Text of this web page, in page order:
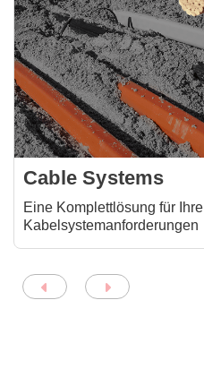
Cable Systems
Eine Komplettlösung für Ihre
Kabelsystemanforderungen